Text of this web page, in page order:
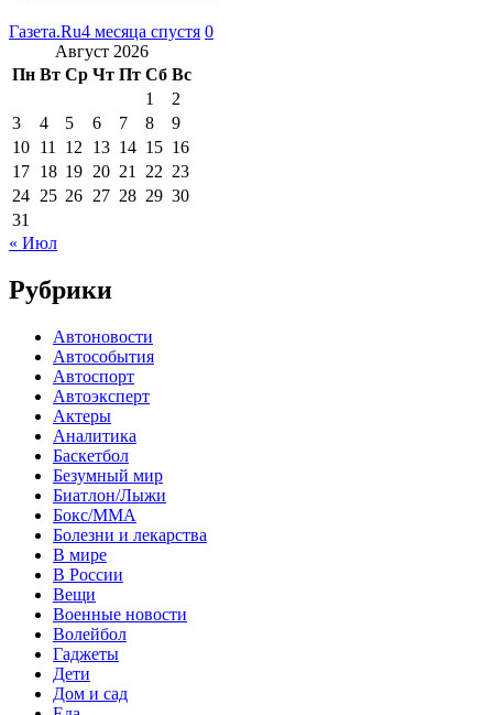
Газета.Ru4 месяца спустя 0
Август 2026
Пн Вт Ср Чт Пт Сб Вс
1
2
3
4 5 6 7 8
9
10 11 12 13 14 15 16
17 18 19 20 21 22 23
24 25 26 27 28 29 30
31
« Июл
Рубрики
Автоновости
Автособытия
Автоспорт
Автоэксперт
Актеры
Аналитика
Баскетбол
Безумный мир
Биатлон/Лыжи
Бокс/MMA
Болезни и лекарства
В мире
В России
Вещи
Военные новости
Волейбол
Гаджеты
Дети
Дом и сад